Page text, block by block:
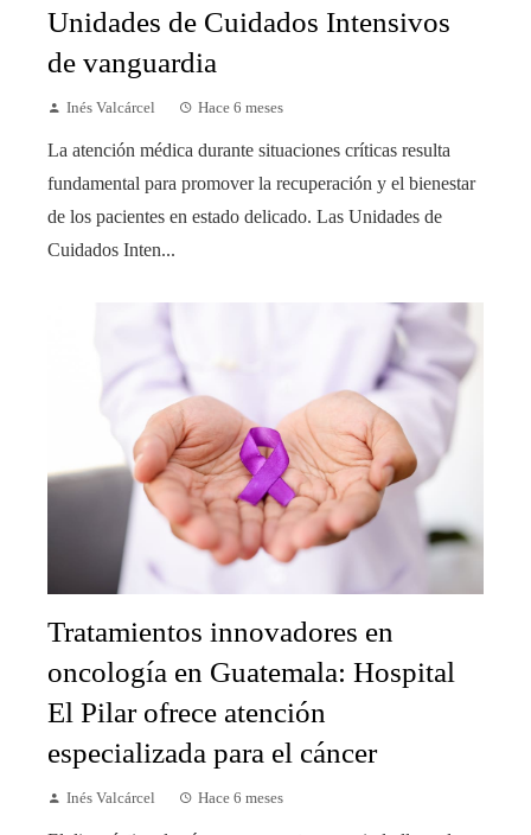
Unidades de Cuidados Intensivos
de vanguardia
Inés Valcárcel Hace 6 meses
La atención médica durante situaciones críticas resulta
fundamental para promover la recuperación y el bienestar
de los pacientes en estado delicado. Las Unidades de
Cuidados Inten...
Tratamientos innovadores en
oncología en Guatemala: Hospital
El Pilar ofrece atención
especializada para el cáncer
Inés Valcárcel Hace 6 meses